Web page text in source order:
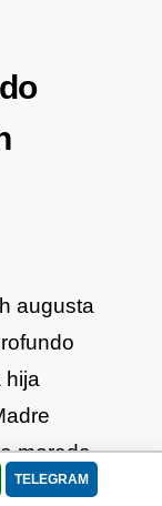
TELEGRAM
augusta
hija
morada